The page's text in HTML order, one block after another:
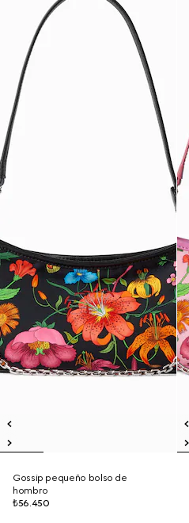
Gossip pequeño bolso de
hombro
₺56.450